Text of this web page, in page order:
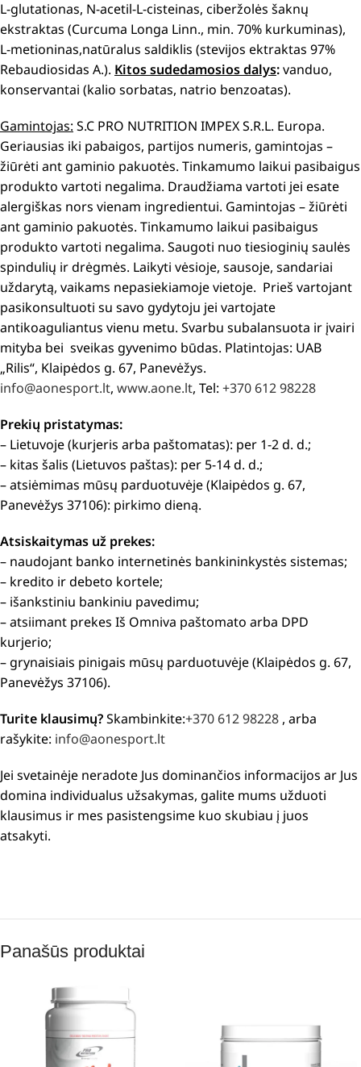
L-glutationas, N-acetil-L-cisteinas, ciberžolės šaknų
ekstraktas (Curcuma Longa Linn., min. 70% kurkuminas),
L-metioninas,natūralus saldiklis (stevijos ektraktas 97%
Rebaudiosidas A.). Kitos sudedamosios dalys:vanduo,
konservantai (kalio sorbatas, natrio benzoatas).
Gamintojas: S.C PRO NUTRITION IMPEX S.R.L. Europa.
Geriausias iki pabaigos, partijos numeris, gamintojas –
žiūrėti ant gaminio pakuotės. Tinkamumo laikui pasibaigus
produkto vartoti negalima. Draudžiama vartoti jei esate
alergiškas nors vienam ingredientui. Gamintojas – žiūrėti
ant gaminio pakuotės. Tinkamumo laikui pasibaigus
produkto vartoti negalima. Saugoti nuo tiesioginių saulės
spindulių ir drėgmės. Laikyti vėsioje, sausoje, sandariai
uždarytą, vaikams nepasiekiamoje vietoje. Prieš vartojant
pasikonsultuoti su savo gydytoju jei vartojate
antikoaguliantus vienu metu. Svarbu subalansuota ir įvairi
mityba bei sveikas gyvenimo būdas. Platintojas: UAB
„Rilis“, Klaipėdos g. 67, Panevėžys.
info@aonesport.lt, www.aone.lt, Tel: +370 612 98228
Prekių pristatymas:
– Lietuvoje (kurjeris arba paštomatas): per 1-2 d. d.;
– kitas šalis (Lietuvos paštas): per 5-14 d. d.;
– atsiėmimas mūsų parduotuvėje (Klaipėdos g. 67,
Panevėžys 37106): pirkimo dieną.
Atsiskaitymas už prekes:
– naudojant banko internetinės bankininkystės sistemas;
– kredito ir debeto kortele;
– išankstiniu bankiniu pavedimu;
– atsiimant prekes Iš Omniva paštomato arba DPD
kurjerio;
– grynaisiais pinigais mūsų parduotuvėje (Klaipėdos g. 67,
Panevėžys 37106).
Turite klausimų?Skambinkite:+370 612 98228 , arba
rašykite: info@aonesport.lt
Jei svetainėje neradote Jus dominančios informacijos ar Jus
domina individualus užsakymas, galite mums užduoti
klausimus ir mes pasistengsime kuo skubiau į juos
atsakyti.
Panašūs produktai